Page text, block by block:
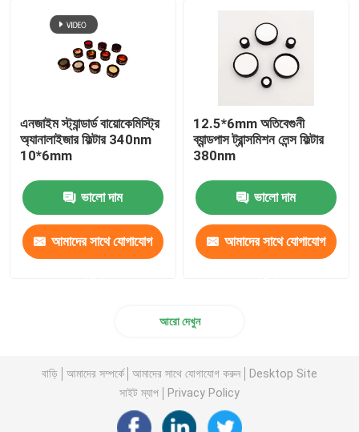
এনজাইম স্ট্যান্ডার্ড বায়োকেমিস্ট্রি
অ্যানালাইজার ফিল্টার 340nm
10*6mm
ভালো দাম
আমাদের সাথে যোগাযোগ
12.5*6mm অতিবেগুনী
ব্যান্ডপাস ট্রান্সমিশন লেন্স ফিল্টার
380nm
ভালো দাম
আমাদের সাথে যোগাযোগ
আরো দেখুন
বাড়ি আমাদের সম্পর্কে আমাদের সাথে যোগাযোগ করুন
Desktop Site
সাইট ম্যাপ
Privacy Policy